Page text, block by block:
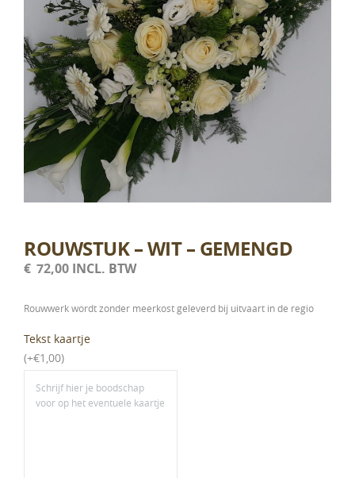
ROUWSTUK – WIT – GEMENGD
€ 72,00 INCL. BTW
Rouwwerk wordt zonder meerkost geleverd bij uitvaart in de regio
Tekst kaartje
(+€1,00)